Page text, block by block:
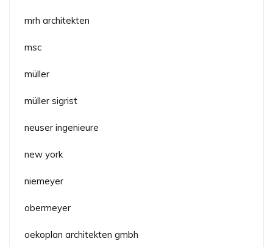
mrh architekten
msc
müller
müller sigrist
neuser ingenieure
new york
niemeyer
obermeyer
oekoplan architekten gmbh